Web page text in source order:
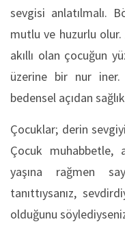
sevgisi anlatılmalı.
mutlu ve huzurlu olur.
akıllı olan çocuğun
üzerine bir nur
bedensel açıdan
Çocuklar; derin
Çocuk muhabbetle,
yaşına rağmen
tanıttıysanız,
olduğunu